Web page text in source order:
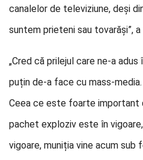
canalelor de televiziune, deși
suntem prieteni sau tovarăși”,
„Cred că prilejul care ne-a
puțin de-a face cu mass-media.
Ceea ce este foarte
pachet exploziv este în
vigoare, muniția vine acum sub